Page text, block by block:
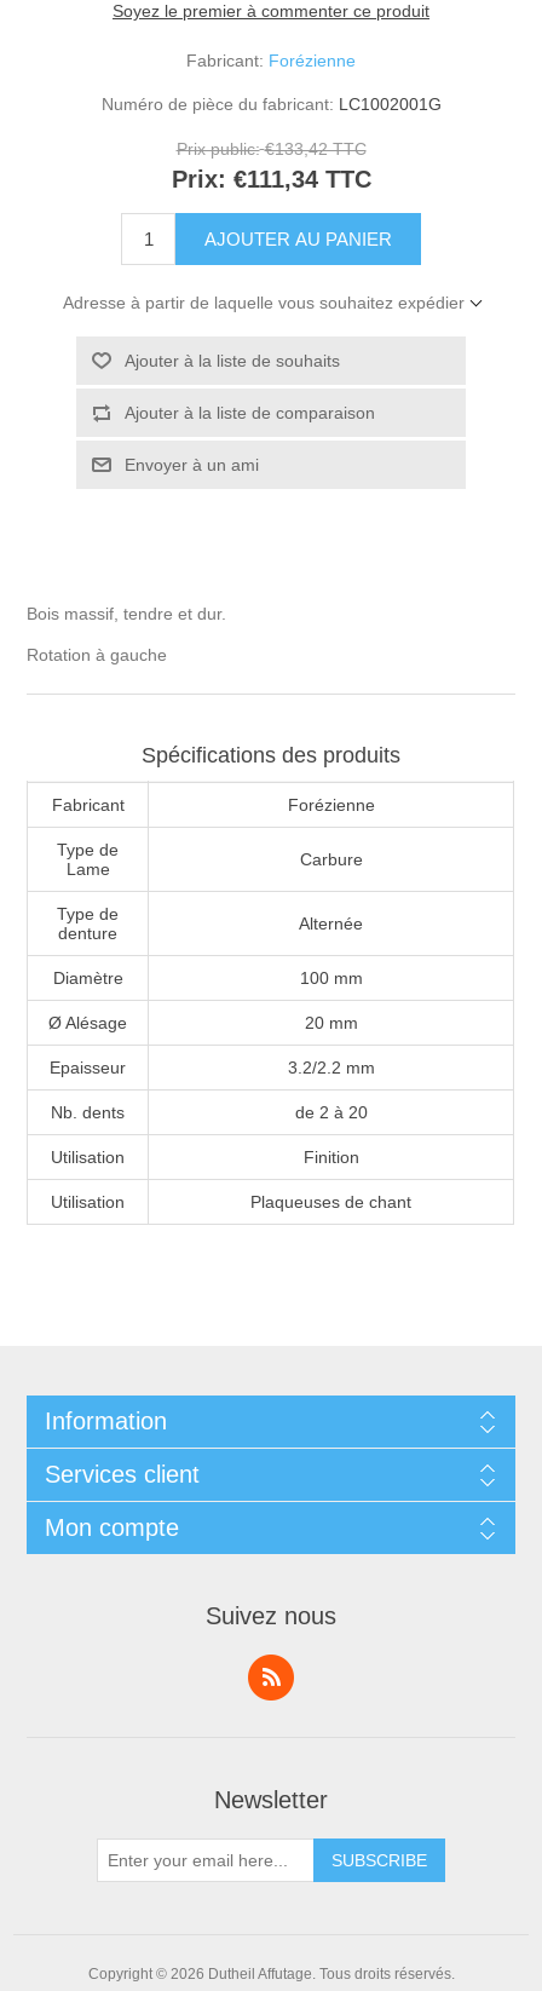
Soyez le premier à commenter ce produit
Fabricant: Forézienne
Numéro de pièce du fabricant: LC1002001G
Prix public: €133,42 TTC
Prix: €111,34 TTC
Adresse à partir de laquelle vous souhaitez expédier
Bois massif, tendre et dur.
Rotation à gauche
Spécifications des produits
Fabricant Forézienne
Type de
Lame
Carbure
Type de
denture
Alternée
Diamètre 100 mm
Ø Alésage 20 mm
Epaisseur 3.2/2.2 mm
Nb. dents de 2 à 20
Utilisation Finition
Utilisation Plaqueuses de chant
Information
Services client
Mon compte
Suivez nous
Newsletter
Copyright © 2026 Dutheil Affutage. Tous droits réservés.